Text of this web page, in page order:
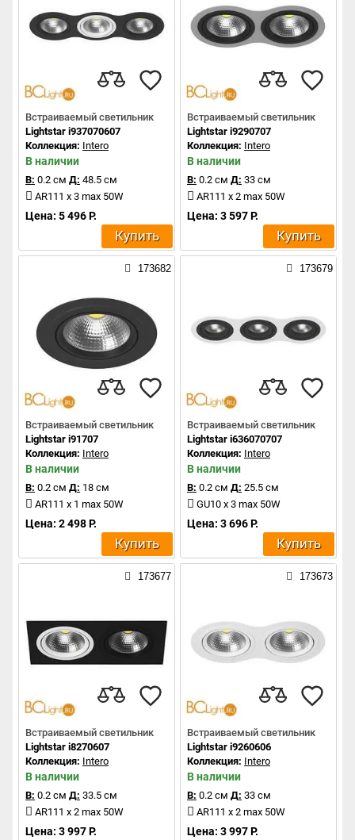
Встраиваемый светильник
Lightstar i937070607
Коллекция: Intero
В наличии
В: 0.2 см Д: 48.5 см
AR111 x 3 max 50W
Цена: 5 496 Р.
Купить
Встраиваемый светильник
Lightstar i9290707
Коллекция: Intero
В наличии
В: 0.2 см Д: 33 см
AR111 x 2 max 50W
Цена: 3 597 Р.
Купить
173682
Встраиваемый светильник
Lightstar i91707
Коллекция: Intero
В наличии
В: 0.2 см Д: 18 см
AR111 x 1 max 50W
Цена: 2 498 Р.
Купить
173679
Встраиваемый светильник
Lightstar i636070707
Коллекция: Intero
В наличии
В: 0.2 см Д: 25.5 см
GU10 x 3 max 50W
Цена: 3 696 Р.
Купить
173677
Встраиваемый светильник
Lightstar i8270607
Коллекция: Intero
В наличии
В: 0.2 см Д: 33.5 см
AR111 x 2 max 50W
Цена: 3 997 Р.
173673
Встраиваемый светильник
Lightstar i9260606
Коллекция: Intero
В наличии
В: 0.2 см Д: 33 см
AR111 x 2 max 50W
Цена: 3 997 Р.